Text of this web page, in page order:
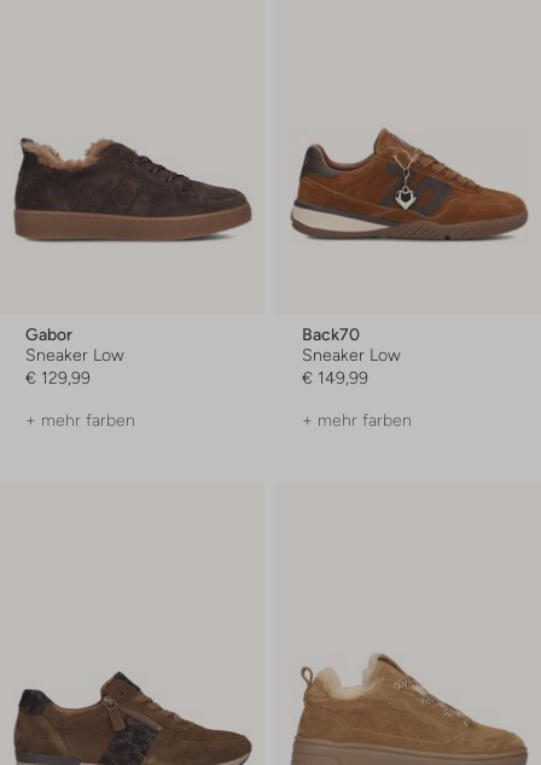
Gabor
Sneaker Low
€ 129,99
+ mehr farben
Back70
Sneaker Low
€ 149,99
+ mehr farben